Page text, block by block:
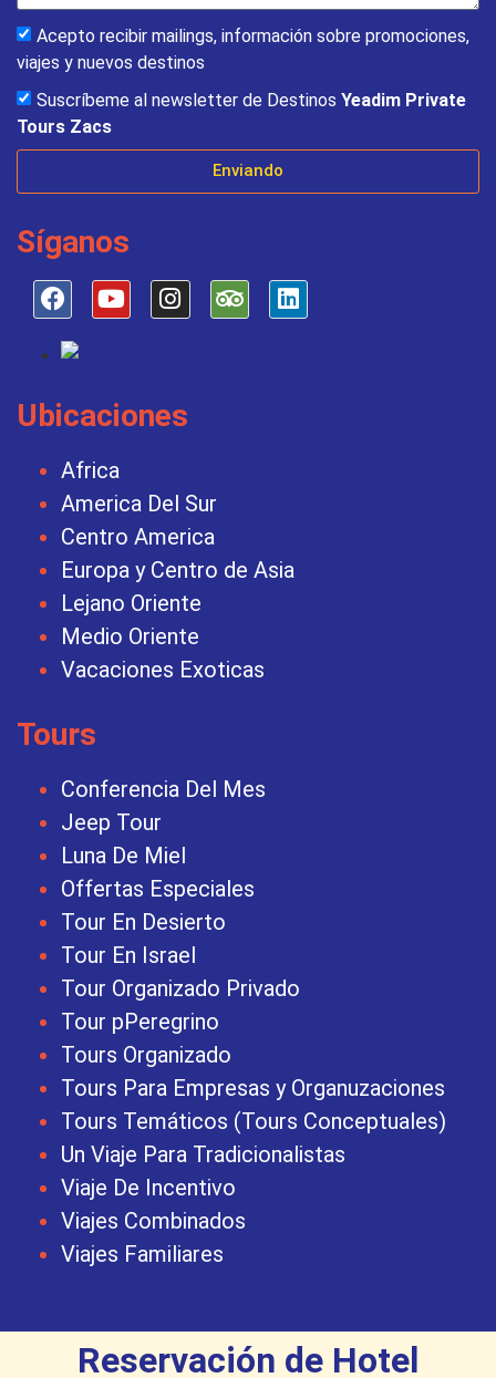
Acepto recibir mailings, información sobre promociones,
viajes y nuevos destinos
Suscríbeme al newsletter de Destinos Yeadim Private
Tours Zacs
Enviando
Síganos
Ubicaciones
Africa
America Del Sur
Centro America
Europa y Centro de Asia
Lejano Oriente
Medio Oriente
Vacaciones Exoticas
Tours
Conferencia Del Mes
Jeep Tour
Luna De Miel
Offertas Especiales
Tour En Desierto
Tour En Israel
Tour Organizado Privado
Tour pPeregrino
Tours Organizado
Tours Para Empresas y Organuzaciones
Tours Temáticos (Tours Conceptuales)
Un Viaje Para Tradicionalistas
Viaje De Incentivo
Viajes Combinados
Viajes Familiares
Reservación de Hotel